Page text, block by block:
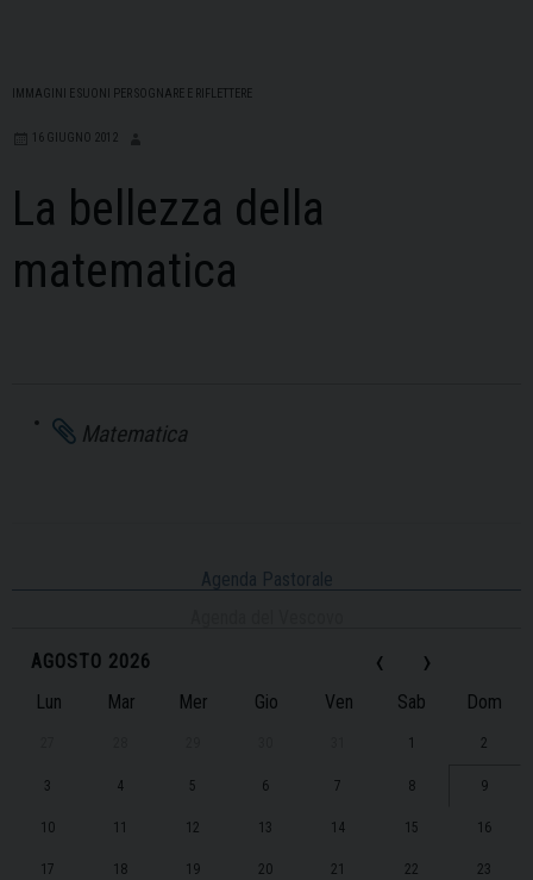
IMMAGINI E SUONI PER SOGNARE E RIFLETTERE
16 GIUGNO 2012
La bellezza della
matematica
Matematica
Agenda Pastorale
‹
AGOSTO 2026 ›
Lun Mar Mer Gio Ven Sab Dom
1 2
3 4 5 6 7 8 9
10 11 12 13 14 15 16
17 18 19 20 21 22 23